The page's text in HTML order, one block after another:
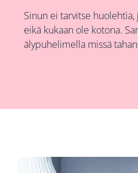
Sinun ei tarvitse huolehtia,
eikä kukaan ole kotona.
älypuhelimella missä